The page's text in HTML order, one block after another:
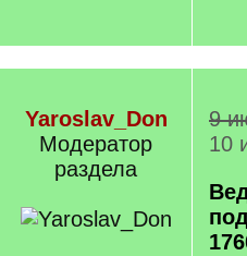
Yaroslav_Don
Модератор
раздела
9
10